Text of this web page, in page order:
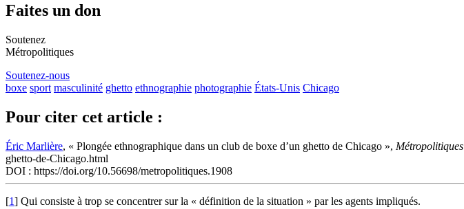
Faites un don
Soutenez
Métropolitiques
Soutenez-nous
boxe sport masculinité ghetto ethnographie photographie États-Unis Chicago
Pour citer cet article :
Éric Marlière, « Plongée ethnographique dans un club de boxe d’un ghetto de Chicago », Métropolitiques
ghetto-de-Chicago.html
DOI : https://doi.org/10.56698/metropolitiques.1908
[1] Qui consiste à trop se concentrer sur la « définition de la situation » par les agents impliqués.